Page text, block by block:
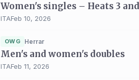
Women's singles – Heats 3
ITAFeb 10, 2026
OWG Herrar
Men's and women's doubles
ITAFeb 11, 2026